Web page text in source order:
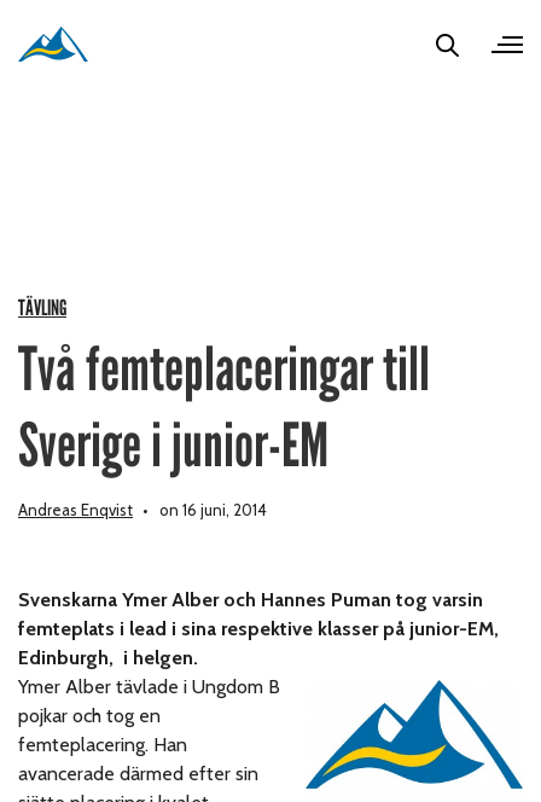
TÄVLING
Två femteplaceringar till
Sverige i junior-EM
Andreas Enqvist on 16 juni, 2014
Svenskarna Ymer Alber och Hannes Puman tog varsin
femteplats i lead i sina respektive klasser på junior-EM,
Edinburgh, i helgen.
Ymer Alber tävlade i Ungdom B
pojkar och tog en
femteplacering. Han
avancerade därmed efter sin